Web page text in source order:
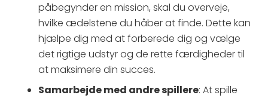
påbegynder en mission, skal du overveje,
hvilke ædelstene du håber at finde. Dette kan
hjælpe dig med at forberede dig og vælge
det rigtige udstyr og de rette færdigheder til
at maksimere din succes.
Samarbejde med andre spillere: At spille